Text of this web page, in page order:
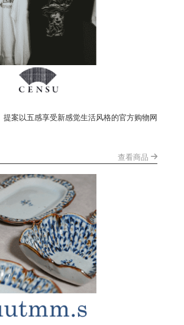
提案以五感享受新感觉生活风格的官方购物网
查看商品